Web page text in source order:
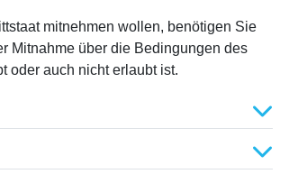
mitnehmen wollen, benötigen Sie
Mitnahme über die Bedingungen des
oder auch nicht erlaubt ist.